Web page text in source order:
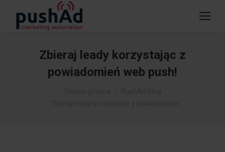
Zbieraj leady korzystając z
powiadomień web push!